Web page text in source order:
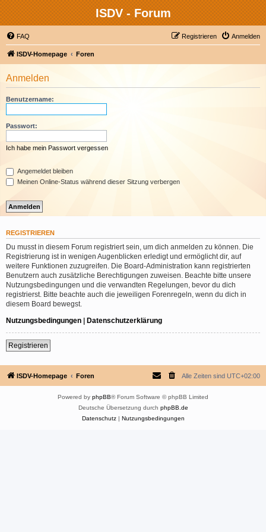
ISDV - Forum
FAQ Anmelden
Registrieren
ISDV-Homepage Foren
Anmelden
Benutzername:
Passwort:
Ich habe mein Passwort vergessen
Angemeldet bleiben
Meinen Online-Status während dieser Sitzung verbergen
REGISTRIEREN
Du musst in diesem Forum registriert sein, um dich anmelden zu können. Die
Registrierung ist in wenigen Augenblicken erledigt und ermöglicht dir, auf
weitere Funktionen zuzugreifen. Die Board-Administration kann registrierten
Benutzern auch zusätzliche Berechtigungen zuweisen. Beachte bitte unsere
Nutzungsbedingungen und die verwandten Regelungen, bevor du dich
registrierst. Bitte beachte auch die jeweiligen Forenregeln, wenn du dich in
diesem Board bewegst.
Nutzungsbedingungen | Datenschutzerklärung
Registrieren
ISDV-Homepage Foren Alle Zeiten sind UTC+02:00
Powered by phpBB® Forum Software © phpBB Limited
Deutsche Übersetzung durch phpBB.de
Datenschutz| Nutzungsbedingungen